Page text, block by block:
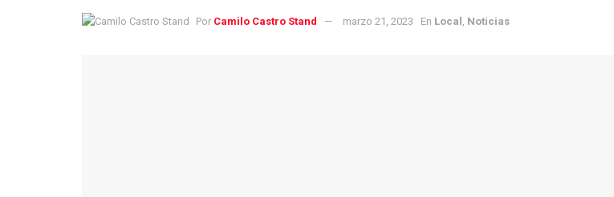
Por Camilo Castro Stand marzo 21, 2023 En Local Noticias